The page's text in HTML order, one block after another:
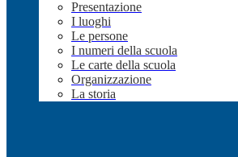
Presentazione
I luoghi
Le persone
I numeri della scuola
Le carte della scuola
Organizzazione
La storia